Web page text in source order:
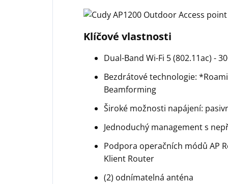
Klíčové vlastnosti
Dual-Band Wi-Fi 5 (802.11ac) -
Bezdrátové technologie:
Beamforming
Široké možnosti napájení:
Jednoduchý management s
Podpora operačních módů AP
Klient Router
(2) odnímatelná anténa